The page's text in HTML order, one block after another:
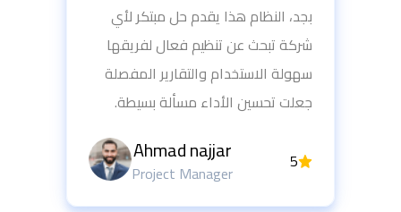
بجد، النظام هذا يقدم حل مبتكر لأي
شركة تبحث عن تنظيم فعال لفريقها
سهولة الاستخدام والتقارير المفصلة
جعلت تحسين الأداء مسألة بسيطة.
Ahmad najjar
Project Manager